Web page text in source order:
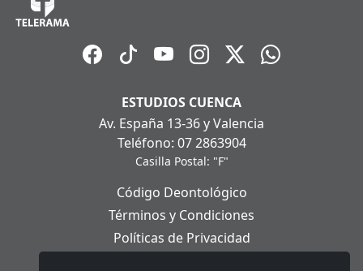
ESTUDIOS CUENCA
Av. España 13-36 y Valencia
Teléfono: 07 2863904
Casilla Postal: "F"
Código Deontológico
Términos y Condiciones
Políticas de Privacidad